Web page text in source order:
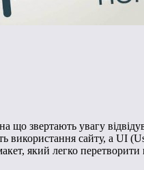
звертають увагу
використання сайту, а
який легко перетворити